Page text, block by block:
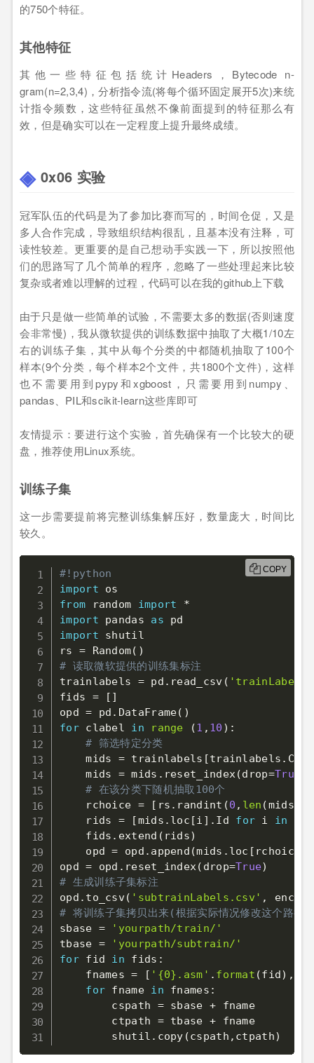
的750个特征。
其他特征
其他一些特征包括统计Headers，Bytecode n-
gram(n=2,3,4)，分析指令流(将每个循环固定展开5次)来统
计指令频数，这些特征虽然不像前面提到的特征那么有
效，但是确实可以在一定程度上提升最终成绩。
0x06 实验
冠军队伍的代码是为了参加比赛而写的，时间仓促，又是
多人合作完成，导致组织结构很乱，且基本没有注释，可
读性较差。更重要的是自己想动手实践一下，所以按照他
们的思路写了几个简单的程序，忽略了一些处理起来比较
复杂或者难以理解的过程，代码可以在我的github上下载
由于只是做一些简单的试验，不需要太多的数据(否则速度
会非常慢)，我从微软提供的训练数据中抽取了大概1/10左
右的训练子集，其中从每个分类的中都随机抽取了100个
样本(9个分类，每个样本2个文件，共1800个文件)，这样
也不需要用到pypy和xgboost，只需要用到numpy、
pandas、PIL和scikit-learn这些库即可
友情提示：要进行这个实验，首先确保有一个比较大的硬
盘，推荐使用Linux系统。
训练子集
这一步需要提前将完整训练集解压好，数量庞大，时间比
较久。
#!python
import
from random import
*
import pandas as
import shutil
rs = Random( )
# 读取微软提供的训练集标注
trainlabels = pd . read_csv (
fids = [ ]
opd = pd . DataFrame( )
for clabel in range (1 , 10 ) :
# 筛选特定分类
    mids
= trainlabels [trainlabels .
    mids
= mids . reset_index (drop=True
# 在该分类下随机抽取100个
    rchoice
= [ rs . randint (0 , len (mids
    rids
= [mids . loc [i ] . Id for i in
    fids
. extend ( rids)
    opd
= opd . append (mids . loc [ rchoice
opd = opd . reset_index ( drop=True)
# 生成训练子集标注
opd . to_csv( 'subtrainLabels.csv' ,
# 将训练子集拷贝出来(根据实际情况修改这个路径)
sbase =
'yourpath/train/'
tbase =
'yourpath/subtrain/'
for fid in fids :
    fnames
= [ '{0}.asm' . format (fid) ,
for fname in fnames :
        cspath
= sbase + fname
        ctpath
= tbase + fname
        shutil
. copy (cspath , ctpath)
COPY